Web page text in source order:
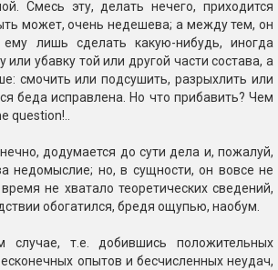
Смесь эту, делать нечего, приходится
может, очень недешева; а между тем, он
ему лишь сделать какую-нибудь, иногда
убавку той или другой части состава, а
смочить или подсушить, разрыхлить или
беда исправлена. Но что прибавить? Чем
question!..
додумается до сути дела и, пожалуй,
недомыслие; но, в сущности, он вовсе не
не хватало теоретических сведений,
обогатился, бредя ощупью, наобум.
т.е. добившись положительных
опытов и бесчисленных неудач,